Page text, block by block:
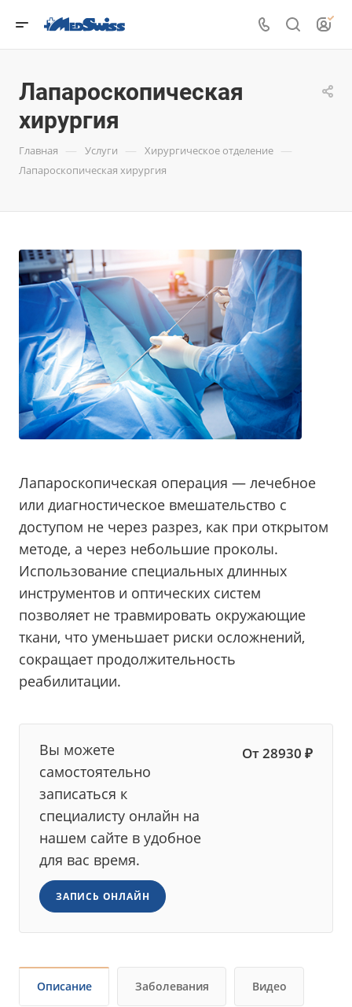
Лапароскопическая
хирургия
Главная — Услуги — Хирургическое отделение —
Лапароскопическая хирургия
Лапароскопическая операция — лечебное
или диагностическое вмешательство с
доступом не через разрез, как при открытом
методе, а через небольшие проколы.
Использование специальных длинных
инструментов и оптических систем
позволяет не травмировать окружающие
ткани, что уменьшает риски осложнений,
сокращает продолжительность
реабилитации.
Вы можете
самостоятельно
записаться к
специалисту онлайн на
нашем сайте в удобное
для вас время.
От 28930 ₽
ЗАПИСЬ ОНЛАЙН
Описание Заболевания Видео